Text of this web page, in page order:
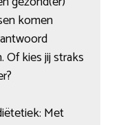
komen
Of kies jij straks
Met